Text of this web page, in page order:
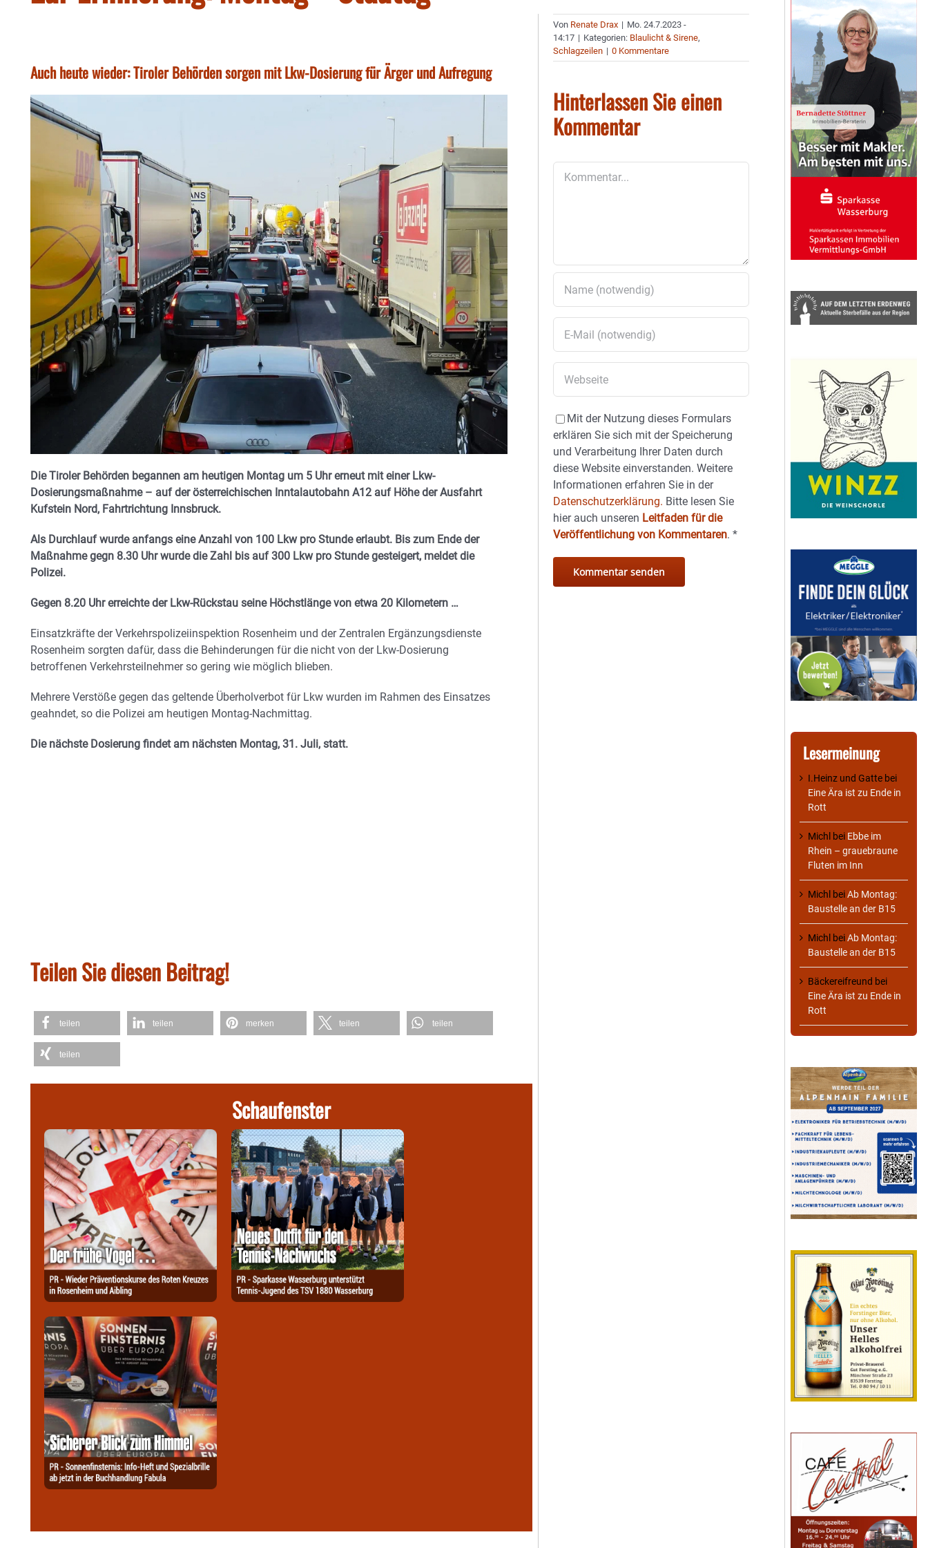
Auch heute wieder: Tiroler Behörden sorgen mit Lkw-Dosierung für Ärger und Aufregung
Die Tiroler Behörden begannen am heutigen Montag um 5 Uhr erneut mit einer Lkw-
Dosierungsmaßnahme – auf der österreichischen Inntalautobahn A12 auf Höhe der Ausfahrt
Kufstein Nord, Fahrtrichtung Innsbruck.
Als Durchlauf wurde anfangs eine Anzahl von 100 Lkw pro Stunde erlaubt. Bis zum Ende der
Maßnahme gegn 8.30 Uhr wurde die Zahl bis auf 300 Lkw pro Stunde gesteigert, meldet die
Polizei.
Gegen 8.20 Uhr erreichte der Lkw-Rückstau seine Höchstlänge von etwa 20 Kilometern …
Einsatzkräfte der Verkehrspolizeiinspektion Rosenheim und der Zentralen Ergänzungsdienste
Rosenheim sorgten dafür, dass die Behinderungen für die nicht von der Lkw-Dosierung
betroffenen Verkehrsteilnehmer so gering wie möglich blieben.
Mehrere Verstöße gegen das geltende Überholverbot für Lkw wurden im Rahmen des Einsatzes
geahndet, so die Polizei am heutigen Montag-Nachmittag.
Die nächste Dosierung findet am nächsten Montag, 31. Juli, statt.
Teilen Sie diesen Beitrag!
teilen teilen merken teilen teilen
teilen
Schaufenster
Von Renate Drax | Mo. 24.7.2023 -
14:17 | Kategorien: Blaulicht & Sirene,
Schlagzeilen | 0 Kommentare
Hinterlassen Sie einen
Kommentar
Mit der Nutzung dieses Formulars
erklären Sie sich mit der Speicherung
und Verarbeitung Ihrer Daten durch
diese Website einverstanden. Weitere
Informationen erfahren Sie in der
Datenschutzerklärung. Bitte lesen Sie
hier auch unseren Leitfaden für die
Veröffentlichung von Kommentaren.*
Lesermeinung
I.Heinz und Gatte bei
Eine Ära ist zu Ende in
Rott
Michl bei Ebbe im
Rhein – grauebraune
Fluten im Inn
Michl beiAb Montag:
Baustelle an der B15
Michl beiAb Montag:
Baustelle an der B15
Bäckereifreund bei
Eine Ära ist zu Ende in
Rott